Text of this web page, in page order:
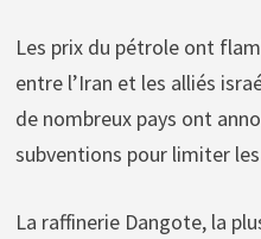
Les prix du pétrole ont
entre l’Iran et les alliés
de nombreux pays ont
subventions pour limiter
La raffinerie Dangote, la